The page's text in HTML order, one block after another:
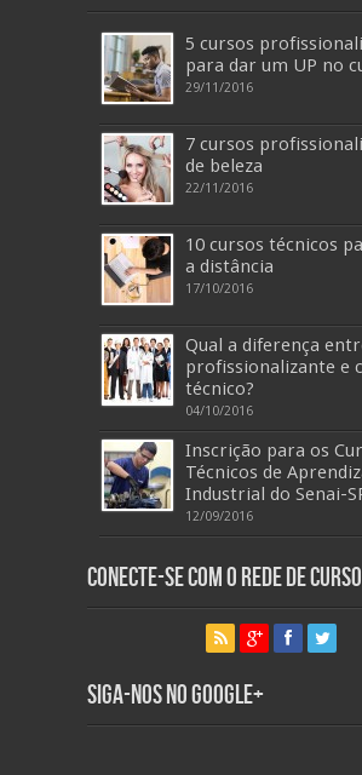
5 cursos
para dar um UP no
29/11/2016
7 cursos
de beleza
22/11/2016
10 cursos técnicos
a distância
17/10/2016
Qual a diferença
profissionalizante e
técnico?
04/10/2016
Inscrição para os
Técnicos de
Industrial do Senai-
12/09/2016
Conecte-se com o Rede de
Siga-nos no Google+